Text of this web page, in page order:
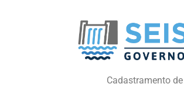
Cadastramento